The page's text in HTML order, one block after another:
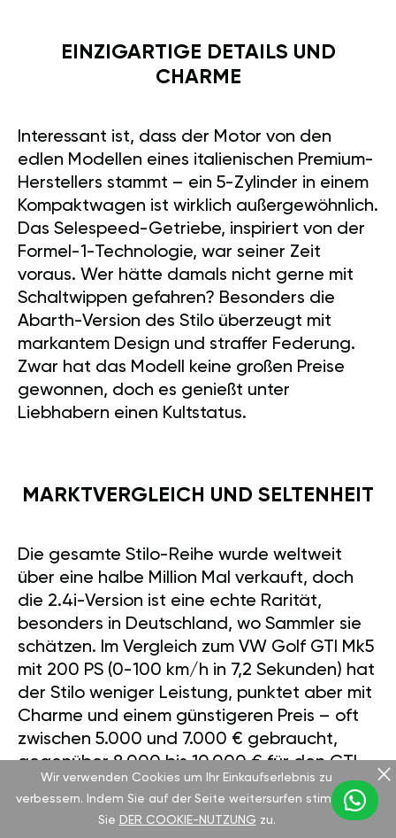
EINZIGARTIGE DETAILS UND
CHARME
Interessant ist, dass der Motor von den
edlen Modellen eines italienischen Premium-
Herstellers stammt – ein 5-Zylinder in einem
Kompaktwagen ist wirklich außergewöhnlich.
Das Selespeed-Getriebe, inspiriert von der
Formel-1-Technologie, war seiner Zeit
voraus. Wer hätte damals nicht gerne mit
Schaltwippen gefahren? Besonders die
Abarth-Version des Stilo überzeugt mit
markantem Design und straffer Federung.
Zwar hat das Modell keine großen Preise
gewonnen, doch es genießt unter
Liebhabern einen Kultstatus.
MARKTVERGLEICH UND SELTENHEIT
Die gesamte Stilo-Reihe wurde weltweit
über eine halbe Million Mal verkauft, doch
die 2.4i-Version ist eine echte Rarität,
besonders in Deutschland, wo Sammler sie
schätzen. Im Vergleich zum VW Golf GTI Mk5
mit 200 PS (0-100 km/h in 7,2 Sekunden) hat
der Stilo weniger Leistung, punktet aber mit
Charme und einem günstigeren Preis – oft
zwischen 5.000 und 7.000 € gebraucht,
gegenüber 8.000 bis 10.000 € für den GTI.
Das Interieur des Golf wirkt hochwertiger,
doch der Stilo besticht durch italienisches
Wir verwenden Cookies um Ihr Einkaufserlebnis zu
verbessern. Indem Sie auf der Seite weitersurfen stimmen
Sie DER COOKIE-NUTZUNG zu.